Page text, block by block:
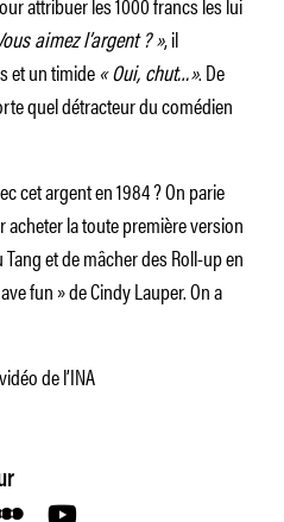
aimez l’argent ? », il
et un timide« Oui, chut…». De
quel détracteur du comédien
cet argent en 1984 ? On parie
la toute première version
et de mâcher des Roll-up en
fun » de Cindy Lauper. On a
de l’INA